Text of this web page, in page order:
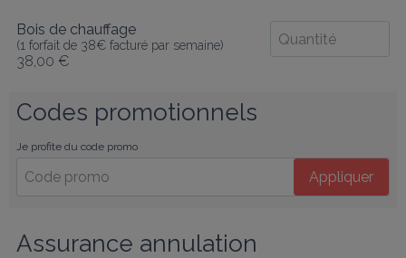
Bois de chauffage
(1 forfait de 38€ facturé par semaine)
38,00 €
Codes promotionnels
Je profite du code promo
Appliquer
Assurance annulation